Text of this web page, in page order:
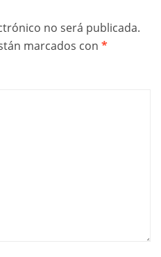
no será publicada.
marcados con *